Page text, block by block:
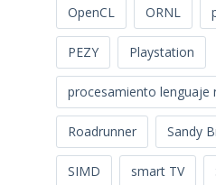
OpenCL ORNL
PEZY Playstation
procesamiento lenguaje
Roadrunner Sandy
SIMD smart TV